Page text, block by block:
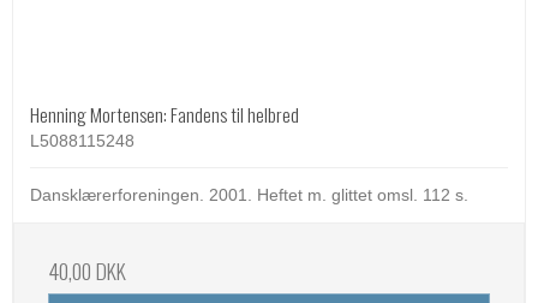
Henning Mortensen: Fandens til helbred
L5088115248
Dansklærerforeningen. 2001. Heftet m. glittet omsl. 112 s.
40,00 DKK